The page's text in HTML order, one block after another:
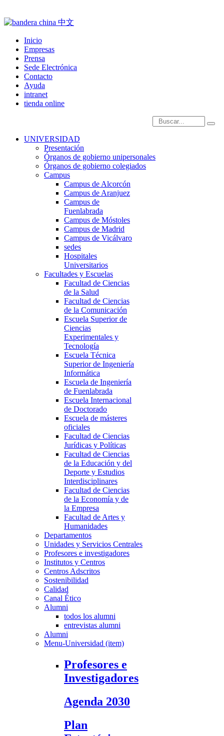
Inicio
Empresas
Prensa
Sede Electrónica
Contacto
Ayuda
intranet
tienda online
Introduce términos de
UNIVERSIDAD
Presentación
Órganos de gobierno unipersonales
Órganos de gobierno colegiados
Campus
Campus de Alcorcón
Campus de Aranjuez
Campus de
Fuenlabrada
Campus de Móstoles
Campus de Madrid
Campus de Vicálvaro
sedes
Hospitales
Universitarios
Facultades y Escuelas
Facultad de Ciencias
de la Salud
Facultad de Ciencias
de la Comunicación
Escuela Superior de
Ciencias
Experimentales y
Tecnología
Escuela Técnica
Superior de Ingeniería
Informática
Escuela de Ingeniería
de Fuenlabrada
Escuela Internacional
de Doctorado
Escuela de másteres
oficiales
Facultad de Ciencias
Jurídicas y Políticas
Facultad de Ciencias
de la Educación y del
Deporte y Estudios
Interdisciplinares
Facultad de Ciencias
de la Economía y de
la Empresa
Facultad de Artes y
Humanidades
Departamentos
Unidades y Servicios Centrales
Profesores e investigadores
Institutos y Centros
Centros Adscritos
Sostenibilidad
Calidad
Canal Ético
Alumni
todos los alumni
entrevistas alumni
Alumni
Menu-Universidad (item)
Profesores e
Investigadores
Agenda 2030
Plan